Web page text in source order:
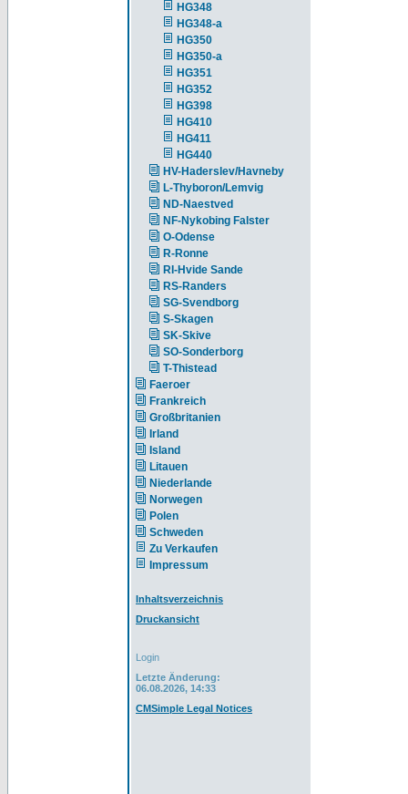
HG348
HG348-a
HG350
HG350-a
HG351
HG352
HG398
HG410
HG411
HG440
HV-Haderslev/Havneby
L-Thyboron/Lemvig
ND-Naestved
NF-Nykobing Falster
O-Odense
R-Ronne
RI-Hvide Sande
RS-Randers
SG-Svendborg
S-Skagen
SK-Skive
SO-Sonderborg
T-Thistead
Faeroer
Frankreich
Großbritanien
Irland
Island
Litauen
Niederlande
Norwegen
Polen
Schweden
Zu Verkaufen
Impressum
Inhaltsverzeichnis
Druckansicht
Login
Letzte Änderung:
06.08.2026, 14:33
CMSimple Legal Notices